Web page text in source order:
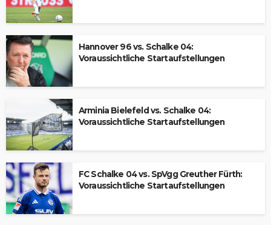
Hannover 96 vs. Schalke 04:
Voraussichtliche Startaufstellungen
Arminia Bielefeld vs. Schalke 04:
Voraussichtliche Startaufstellungen
FC Schalke 04 vs. SpVgg Greuther Fürth:
Voraussichtliche Startaufstellungen